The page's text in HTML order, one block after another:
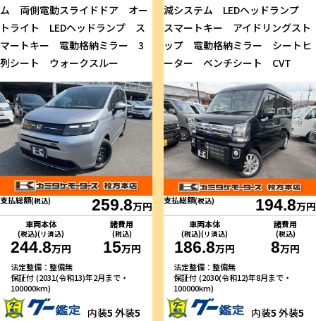
ム 両側電動スライドドア オー
トライト LEDヘッドランプ ス
マートキー 電動格納ミラー 3
列シート ウォークスルー
支払総額(税込) 259.8万円
車両本体
(税込)(リ済込)
244.8万円
諸費用
(税込)
15万円
法定整備：整備無
保証付 (2031(令和13)年2月まで・
100000km)
内装5 外装5
減システム LEDヘッドランプ
スマートキー アイドリングスト
ップ 電動格納ミラー シートヒ
ーター ベンチシート CVT
支払総額(税込) 194.8万円
車両本体
(税込)(リ済込)
186.8万円
諸費用
(税込)
8万円
法定整備：整備無
保証付 (2030(令和12)年8月まで・
100000km)
内装5 外装5